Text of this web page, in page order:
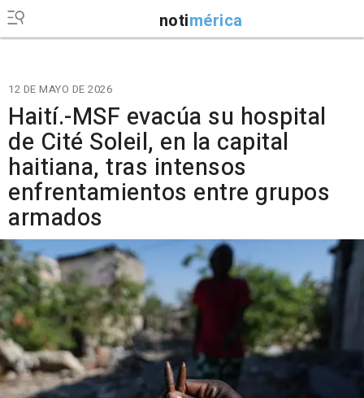
notimérica
12 DE MAYO DE 2026
Haití.-MSF evacúa su hospital
de Cité Soleil, en la capital
haitiana, tras intensos
enfrentamientos entre grupos
armados